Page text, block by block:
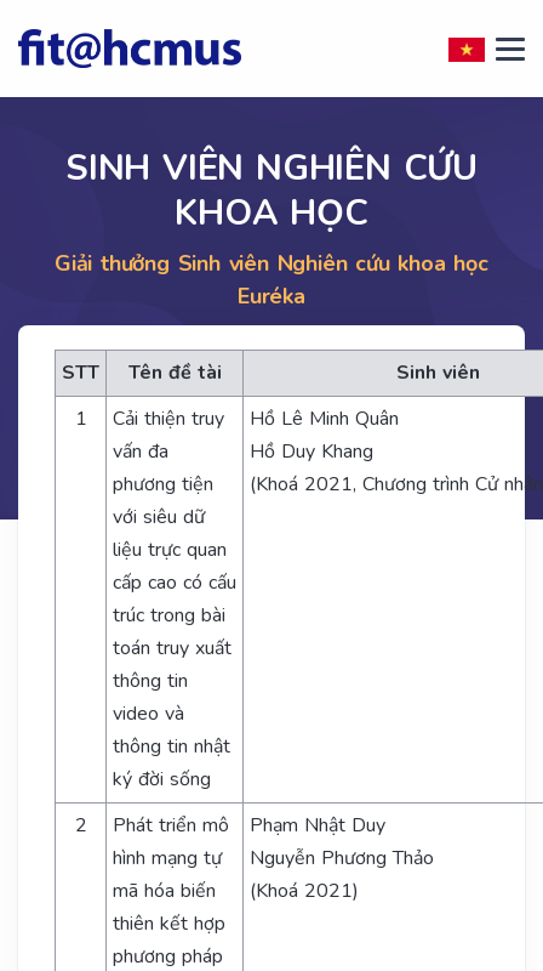
SINH VIÊN NGHIÊN CỨU
KHOA HỌC
Giải thưởng Sinh viên Nghiên cứu khoa học
Euréka
STT Tên đề tài
Sinh viên
1
Cải thiện truy
vấn đa
phương tiện
với siêu dữ
liệu trực quan
cấp cao có cấu
trúc trong bài
toán truy xuất
thông tin
video và
thông tin nhật
ký đời sống
Hồ Lê Minh Quân
Hồ Duy Khang
(Khoá 2021, Chương trình Cử
2
Phát triển mô
hình mạng tự
mã hóa biến
thiên kết hợp
phương pháp
Phạm Nhật Duy
Nguyễn Phương Thảo
(Khoá 2021)